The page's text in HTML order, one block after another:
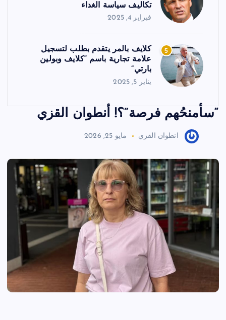
تكاليف سياسة الغداء
فبراير 4, 2025
5
كلايف بالمر يتقدم بطلب لتسجيل
علامة تجارية باسم “كلايف وبولين
بارتي”
يناير 5, 2025
“سأمنحُهم فرصة”؟! أنطوان القزي
انطوان القزي مايو 25, 2026